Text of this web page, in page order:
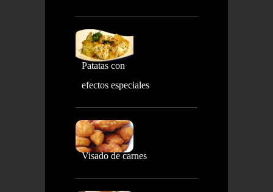
Patatas con
efectos especiales
Visado de carnes